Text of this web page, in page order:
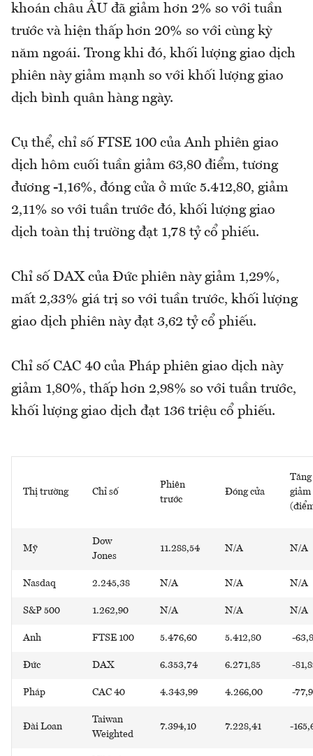
khoán châu ÂU đã giảm hơn 2% so với tuần
trước và hiện thấp hơn 20% so với cùng kỳ
năm ngoái. Trong khi đó, khối lượng giao dịch
phiên này giảm mạnh so với khối lượng giao
dịch bình quân hàng ngày.
Cụ thể, chỉ số FTSE 100 của Anh phiên giao
dịch hôm cuối tuần giảm 63,80 điểm, tương
đương -1,16%, đóng cửa ở mức 5.412,80, giảm
2,11% so với tuần trước đó, khối lượng giao
dịch toàn thị trường đạt 1,78 tỷ cổ phiếu.
Chỉ số DAX của Đức phiên này giảm 1,29%,
mất 2,33% giá trị so với tuần trước, khối lượng
giao dịch phiên này đạt 3,62 tỷ cổ phiếu.
Chỉ số CAC 40 của Pháp phiên giao dịch này
giảm 1,80%, thấp hơn 2,98% so với tuần trước,
khối lượng giao dịch đạt 136 triệu cổ phiếu.
Thị trường Chỉ số
Phiên
trước
Đóng cửa
giảm
Mỹ
Dow
Jones
11.288,54 N/A N/A
Nasdaq 2.245,38 N/A N/A N/A
S&P 500 1.262,90 N/A N/A N/A
Anh FTSE 100 5.476,60 5.412,80 -
Đức DAX 6.353,74 6.271,85 -
Pháp CAC 40 4.343,99 4.266,00 -
Đài Loan
Taiwan
Weighted
7.394,10 7.228,41 -